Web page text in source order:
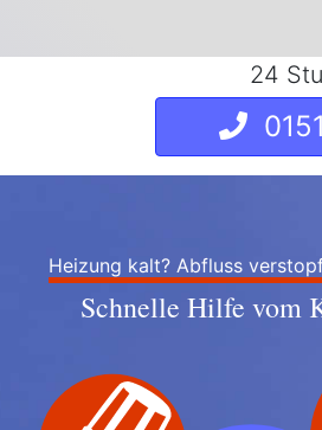
24
Heizung kalt? Abfluss
Schnelle Hilfe vom